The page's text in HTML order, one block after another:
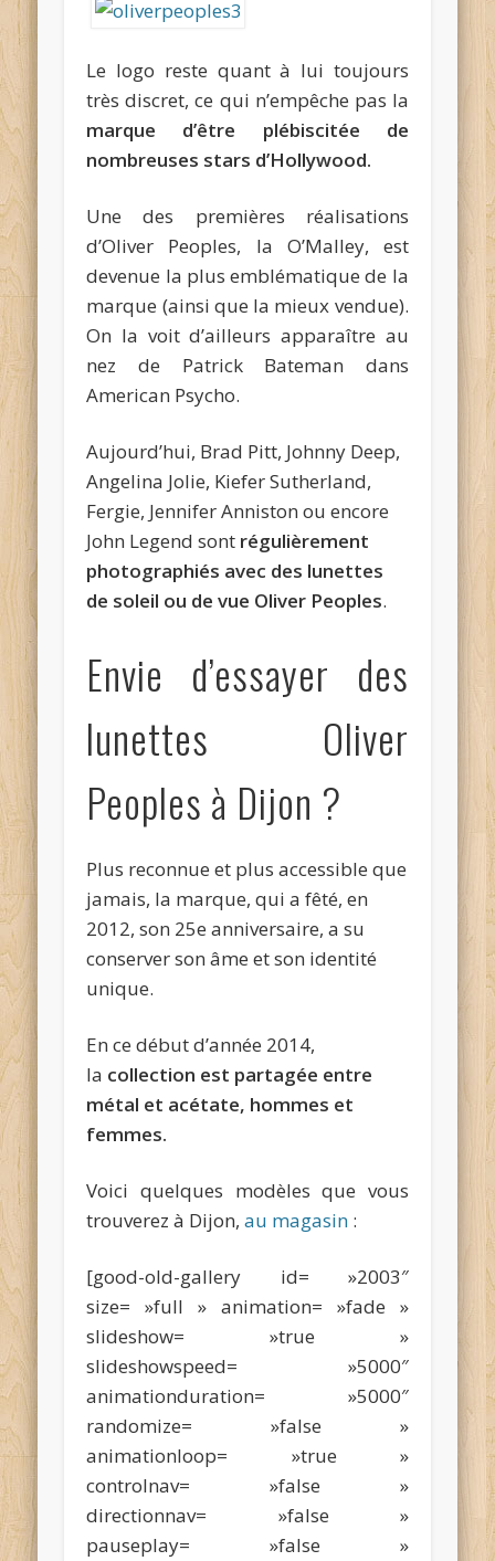
Le logo reste quant à lui toujours
très discret, ce qui n’empêche pas la
marque d’être plébiscitée de
nombreuses stars d’Hollywood.
Une des premières réalisations
d’Oliver Peoples, la O’Malley, est
devenue la plus emblématique de la
marque (ainsi que la mieux vendue).
On la voit d’ailleurs apparaître au
nez de Patrick Bateman dans
American Psycho.
Aujourd’hui, Brad Pitt, Johnny Deep,
Angelina Jolie, Kiefer Sutherland,
Fergie, Jennifer Anniston ou encore
John Legend sont régulièrement
photographiés avec des lunettes
de soleil ou de vue Oliver Peoples.
Envie d’essayer des
lunettes Oliver
Peoples à Dijon ?
Plus reconnue et plus accessible que
jamais, la marque, qui a fêté, en
2012, son 25e anniversaire, a su
conserver son âme et son identité
unique.
En ce début d’année 2014,
la collection est partagée entre
métal et acétate, hommes et
femmes.
Voici quelques modèles que vous
trouverez à Dijon,au magasin :
[good-old-gallery id= »2003″
size= »full » animation= »fade »
slideshow= »true »
slideshowspeed= »5000″
animationduration= »5000″
randomize= »false »
animationloop= »true »
controlnav= »false »
directionnav= »false »
pauseplay= »false »